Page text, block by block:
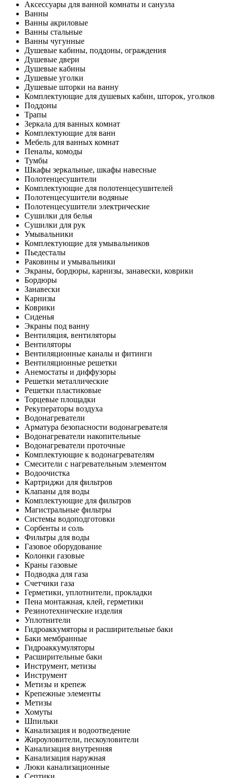
Аксессуары для ванной комнаты и санузла
Ванны
Ванны акриловые
Ванны стальные
Ванны чугунные
Душевые кабины, поддоны, ограждения
Душевые двери
Душевые кабины
Душевые уголки
Душевые шторки на ванну
Комплектующие для душевых кабин, шторок, уголков
Поддоны
Трапы
Зеркала для ванных комнат
Комплектующие для ванн
Мебель для ванных комнат
Пеналы, комоды
Тумбы
Шкафы зеркальные, шкафы навесные
Полотенцесушители
Комплектующие для полотенцесушителей
Полотенцесушители водяные
Полотенцесушители электрические
Сушилки для белья
Сушилки для рук
Умывальники
Комплектующие для умывальников
Пьедесталы
Раковины и умывальники
Экраны, бордюры, карнизы, занавески, коврики
Бордюры
Занавески
Карнизы
Коврики
Сиденья
Экраны под ванну
Вентиляция, вентиляторы
Вентиляторы
Вентиляционные каналы и фитинги
Вентиляционные решетки
Анемостаты и диффузоры
Решетки металлические
Решетки пластиковые
Торцевые площадки
Рекуператоры воздуха
Водонагреватели
Арматура безопасности водонагревателя
Водонагреватели накопительные
Водонагреватели проточные
Комплектующие к водонагревателям
Смесители с нагревательным элементом
Водоочистка
Картриджи для фильтров
Клапаны для воды
Комплектующие для фильтров
Магистральные фильтры
Системы водоподготовки
Сорбенты и соль
Фильтры для воды
Газовое оборудование
Колонки газовые
Краны газовые
Подводка для газа
Счетчики газа
Герметики, уплотнители, прокладки
Пена монтажная, клей, герметики
Резинотехнические изделия
Уплотнители
Гидроаккумяторы и расширительные баки
Баки мембранные
Гидроаккумуляторы
Расширительные баки
Инструмент, метизы
Инструмент
Метизы и крепеж
Крепежные элементы
Метизы
Хомуты
Шпильки
Канализация и водоотведение
Жироуловители, пескоуловители
Канализация внутренняя
Канализация наружная
Люки канализационные
Септики